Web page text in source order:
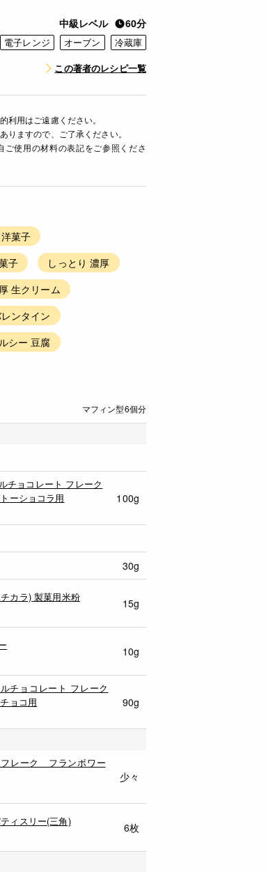
中級レベル 60分
電子レンジ オーブン
冷蔵庫
この著者のレシピ一覧
利用はご遠慮ください。
りますので、ご了承ください。
使用の材料の表記をご参照くださ
菓子
子
しっとり 濃厚
生クリーム
ンタイン
シー 豆腐
マフィン型6個分
チョコレート フレーク
ーショコラ用
100g
30g
カラ) 製菓用米粉
15g
10g
チョコレート フレーク
ョコ用
90g
レーク フランボワー
少々
ィスリー(三角)
6枚